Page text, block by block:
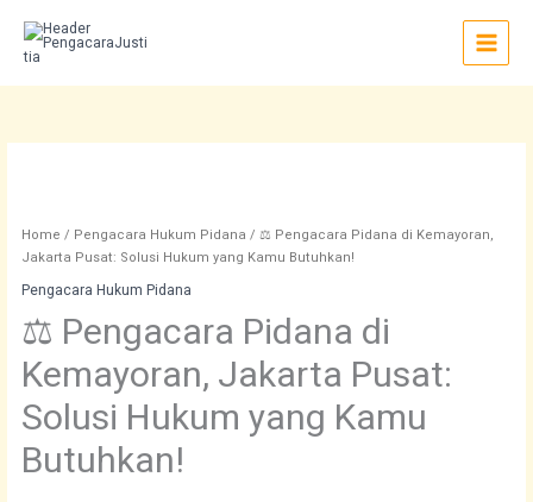
content
Home / Pengacara Hukum Pidana / ⚖️ Pengacara Pidana di Kemayoran,
Jakarta Pusat: Solusi Hukum yang Kamu Butuhkan!
Pengacara Hukum Pidana
⚖️ Pengacara Pidana di
Kemayoran, Jakarta Pusat:
Solusi Hukum yang Kamu
Butuhkan!
di
Kemayoran,
Pusat:
Solusi
Hukum
yang
Kamu
Butuhkan!
quantity